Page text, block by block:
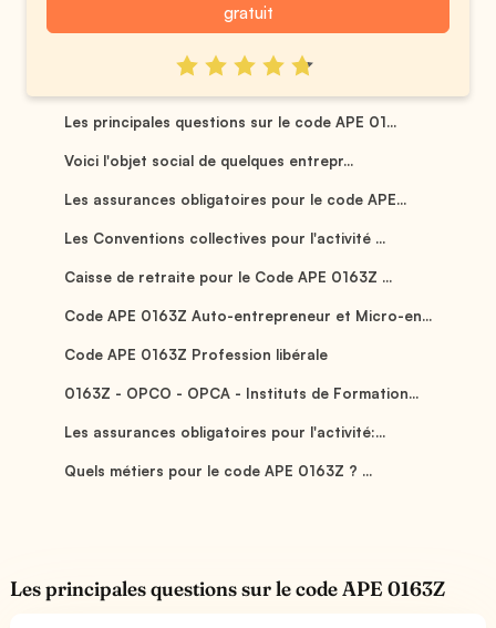
gratuit
Les principales questions sur le code APE 01...
Voici l'objet social de quelques entrepr...
Les assurances obligatoires pour le code APE...
Les Conventions collectives pour l'activité ...
Caisse de retraite pour le Code APE 0163Z ...
Code APE 0163Z Auto-entrepreneur et Micro-en...
Code APE 0163Z Profession libérale
0163Z - OPCO - OPCA - Instituts de Formation...
Les assurances obligatoires pour l'activité:...
Quels métiers pour le code APE 0163Z ? ...
Les principales questions sur le code APE 0163Z